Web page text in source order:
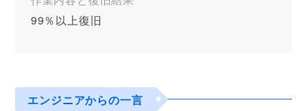
99％以上復旧
エンジニアからの一言